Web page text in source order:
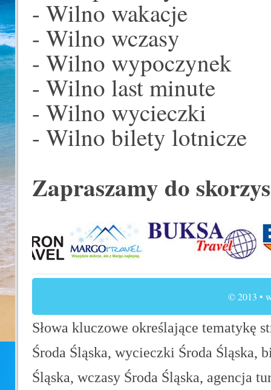
- Wilno wakacje
- Wilno wczasy
- Wilno wypoczynek
- Wilno last minute
- Wilno wycieczki
- Wilno bilety lotnicze
Zapraszamy do
© 2013 •
Słowa kluczowe określające tematykę
Środa Śląska, wycieczki Środa Śląska,
Śląska, wczasy Środa Śląska, agencja